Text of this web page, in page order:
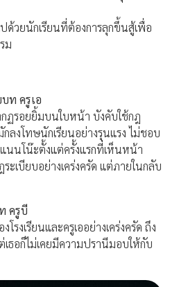
ด้วยนักเรียนที่ต้องการลุกขึ้นสู้เพื่อ
ม
ท ครูเอ
กฏรอยยิ้มบนใบหน้า บังคับใช้กฎ
กลงโทษนักเรียนอย่างรุนแรง ไม่ชอบ
นนโน๊ะตั้งแต่ครั้งแรกที่เห็นหน้า
เบียบอย่างเคร่งครัด แต่ภายในกลับ
ครูบี
งเรียนและครูเออย่างเคร่งครัด ถึง
ธอก็ไม่เคยมีความปรานีมอบให้กับ